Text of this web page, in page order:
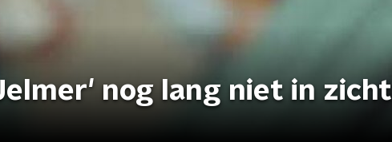
nog lang niet in zicht